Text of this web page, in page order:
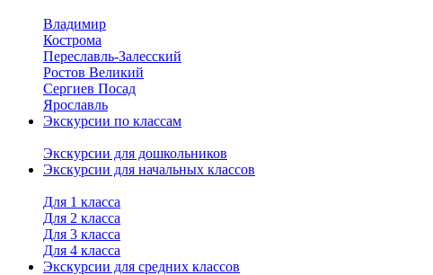
Владимир
Кострома
Переславль-Залесский
Ростов Великий
Сергиев Посад
Ярославль
Экскурсии по классам
Экскурсии для дошкольников
Экскурсии для начальных классов
Для 1 класса
Для 2 класса
Для 3 класса
Для 4 класса
Экскурсии для средних классов